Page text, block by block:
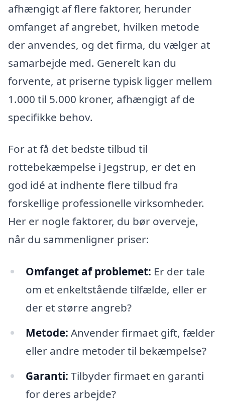
afhængigt af flere faktorer, herunder
omfanget af angrebet, hvilken metode
der anvendes, og det firma, du vælger at
samarbejde med. Generelt kan du
forvente, at priserne typisk ligger mellem
1.000 til 5.000 kroner, afhængigt af de
specifikke behov.
For at få det bedste tilbud til
rottebekæmpelse i Jegstrup, er det en
god idé at indhente flere tilbud fra
forskellige professionelle virksomheder.
Her er nogle faktorer, du bør overveje,
når du sammenligner priser:
Omfanget af problemet: Er der tale
om et enkeltstående tilfælde, eller er
der et større angreb?
Metode: Anvender firmaet gift, fælder
eller andre metoder til bekæmpelse?
Garanti: Tilbyder firmaet en garanti
for deres arbejde?